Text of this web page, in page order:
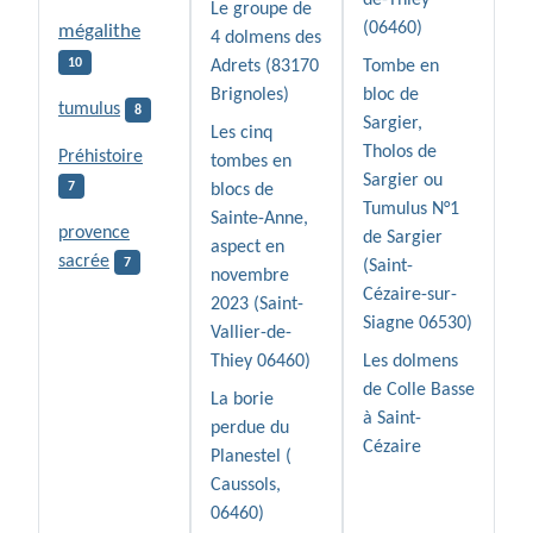
mégalithe
10
tumulus 8
Préhistoire
7
provence
sacrée
7
Le groupe de
4 dolmens des
Adrets (83170
Brignoles)
Les cinq
tombes en
blocs de
Sainte-Anne,
aspect en
novembre
2023 (Saint-
Vallier-de-
Thiey 06460)
La borie
perdue du
Planestel (
Caussols,
06460)
(06460)
Tombe en
bloc de
Sargier,
Tholos de
Sargier ou
Tumulus N°1
de Sargier
(Saint-
Cézaire-sur-
Siagne 06530)
Les dolmens
de Colle Basse
à Saint-
Cézaire